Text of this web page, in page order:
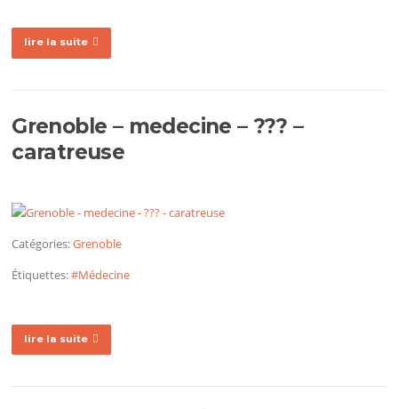
lire la suite
Grenoble – medecine – ??? –
caratreuse
Catégories:Grenoble
Étiquettes:#Médecine
lire la suite